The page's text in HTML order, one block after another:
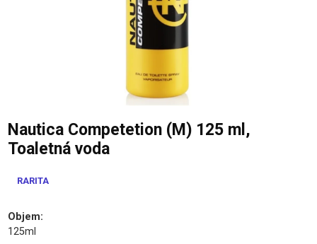
Nautica Competetion (M) 125 ml,
Toaletná voda
RARITA
Objem:
125ml